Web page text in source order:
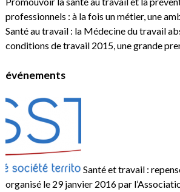
professionnels : à la fois un métier, une
Santé au travail : la Médecine du travail
conditions de travail 2015, une grande
événements
Santé et travail :
organisé le 29 janvier 2016 par